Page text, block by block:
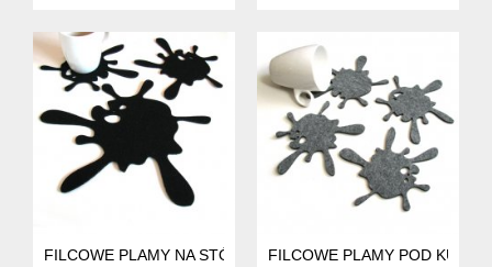
FILCOWE PLAMY NA STÓŁ MIX CZARNE, 2+1FILCOWE PLAMY POD KUBEK